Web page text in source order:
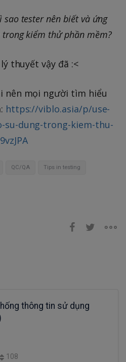
sao tester nên biết và ứng
trong kiểm thử phần mềm?
thuyết vậy đã :<
nên mọi người tìm hiểu
https://viblo.asia/p/use-
su-dung-trong-kiem-thu-
QC/QA Tips in testing
thông tin sử dụng
108